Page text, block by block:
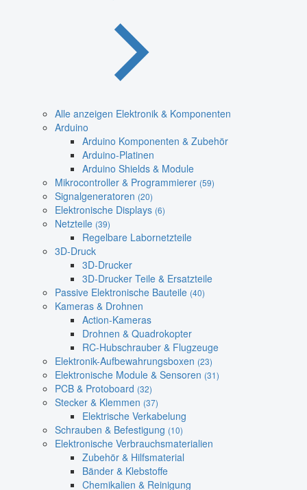
Alle anzeigen Elektronik & Komponenten
Arduino
Arduino Komponenten & Zubehör
Arduino-Platinen
Arduino Shields & Module
Mikrocontroller & Programmierer (59)
Signalgeneratoren (20)
Elektronische Displays (6)
Netzteile (39)
Regelbare Labornetzteile
3D-Druck
3D-Drucker
3D-Drucker Teile & Ersatzteile
Passive Elektronische Bauteile (40)
Kameras & Drohnen
Action-Kameras
Drohnen & Quadrokopter
RC-Hubschrauber & Flugzeuge
Elektronik-Aufbewahrungsboxen (23)
Elektronische Module & Sensoren (31)
PCB & Protoboard (32)
Stecker & Klemmen (37)
Elektrische Verkabelung
Schrauben & Befestigung (10)
Elektronische Verbrauchsmaterialien
Zubehör & Hilfsmaterial
Bänder & Klebstoffe
Chemikalien & Reinigung